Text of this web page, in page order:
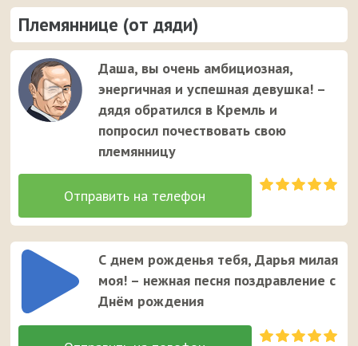
Племяннице (от дяди)
Даша, вы очень амбициозная,
энергичная и успешная девушка! –
дядя обратился в Кремль и
попросил почествовать свою
племянницу
С днем рожденья тебя, Дарья милая
моя! – нежная песня поздравление с
Днём рождения